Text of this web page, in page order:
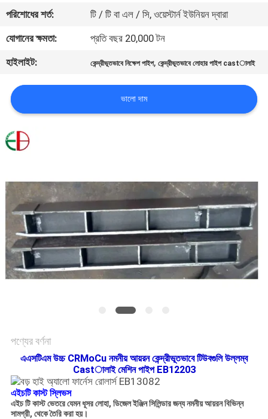
করুন
খবর
উদ্ধৃতির
জন্য
সাইট
ম্যাপ
গোপনীয়তা
পরিশোধের শর্ত:
টি / টি বা এল / সি, ওয়েস্টার্ন ইউনিয়ন দ্বারা
যোগানের ক্ষমতা:
প্রতি বছর 20,000 টন
হাইলাইট:
কেন্দ্রীভূতভাবে নিক্ষেপ পাইপ,কেন্দ্রীভূতভাবে লোহার পাইপ castালাই
ভালো দাম
পণ্যের বর্ণনা
এএসটিএম উচ্চ CRMoCu নমনীয় আয়রন কেন্দ্রীভূতভাবে টিউবগুলি উল্লম্ব
Castালাই মেশিন পাইপ EB12203
এইচটি কাস্ট স্লিভস
এইচ টি কাস্ট ভেতরেযেমন ধূসর লোহা, ডিজেল ইঞ্জিন সিলিন্ডার জন্য নমনীয় আয়রন বিভিন্ন
সামগ্রী, থেকে তৈরি করা হয়।